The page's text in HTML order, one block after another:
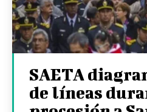
SAETA
de líneas